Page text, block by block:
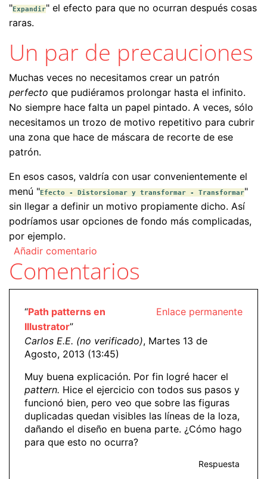
"Expandir" el efecto para que no ocurran después cosas
raras.
Un par de precauciones
Muchas veces no necesitamos crear un patrón
perfecto que pudiéramos prolongar hasta el infinito.
No siempre hace falta un papel pintado. A veces, sólo
necesitamos un trozo de motivo repetitivo para cubrir
una zona que hace de máscara de recorte de ese
patrón.
En esos casos, valdría con usar convenientemente el
menú "Efecto - Distorsionar y transformar - Transformar"
sin llegar a definir un motivo propiamente dicho. Así
podríamos usar opciones de fondo más complicadas,
por ejemplo.
Añadir comentario
Comentarios
Enlace permanente
“Path patterns en
Illustrator”
Carlos E.E. (no verificado), Martes 13 de
Agosto, 2013 (13:45)
Muy buena explicación. Por fin logré hacer el
pattern. Hice el ejercicio con todos sus pasos y
funcionó bien, pero veo que sobre las figuras
duplicadas quedan visibles las líneas de la loza,
dañando el diseño en buena parte. ¿Cómo hago
para que esto no ocurra?
Respuesta